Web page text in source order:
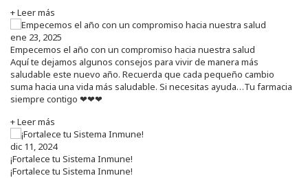
+ Leer más
ene 23, 2025
Empecemos el año con un compromiso hacia nuestra salud
Aquí te dejamos algunos consejos para vivir de manera más
saludable este nuevo año. Recuerda que cada pequeño cambio
suma hacia una vida más saludable. Si necesitas ayuda…Tu farmacia
siempre contigo ❤❤❤
+ Leer más
dic 11, 2024
¡Fortalece tu Sistema Inmune!
¡Fortalece tu Sistema Inmune!